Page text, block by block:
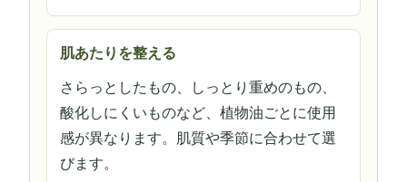
肌あたりを整える
さらっとしたもの、しっとり重めのもの、
酸化しにくいものなど、植物油ごとに使用
感が異なります。肌質や季節に合わせて選
びます。